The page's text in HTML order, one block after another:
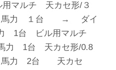
マルチ 天カセ形/３
馬力 １台 → ダイ
1台 ビル用マルチ
力 1台 天カセ形/0.8
馬力 2台 天カセ